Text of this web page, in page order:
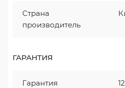
Страна
производитель
ГАРАНТИЯ
Гарантия